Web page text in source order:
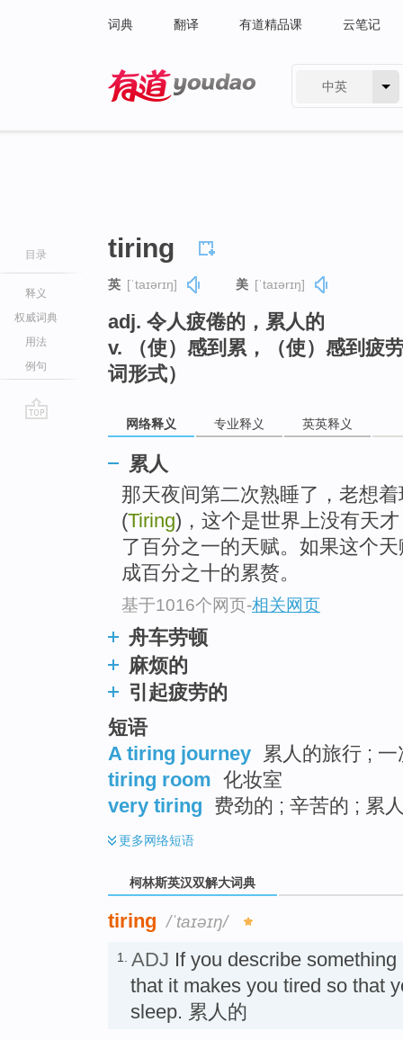
词典 翻译 有道精品课 云笔记
中英
目录
释义
权威词典
用法
例句
tiring
英 [ˈtaɪərɪŋ] 美 [ˈtaɪərɪŋ]
adj. 令人疲倦的，累人的
v. （使）感到累，（使）感到疲
词形式）
网络释义 专业释义 英英释义
累人
那天夜间第二次熟睡了，老想
(Tiring)，这个是世界上没有天
了百分之一的天赋。如果这个
成百分之十的累赘。
基于1016个网页-相关网页
舟车劳顿
麻烦的
引起疲劳的
短语
A tiring journey
累人的旅行 ;
tiring room 化妆室
very tiring 费劲的 ; 辛苦的 ; 累
更多网络短语
柯林斯英汉双解大词典
tiring /ˈtaɪəɪŋ/
1. ADJ If you describe
that it makes you tired so that
sleep. 累人的